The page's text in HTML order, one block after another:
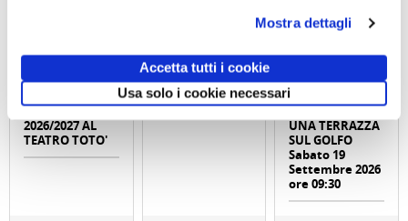
Mostra dettagli
Accetta tutti i cookie
Usa solo i cookie necessari
ABBONAMENTO
STAGIONE
2026/2027 AL
TEATRO TOTO'
Abbonameni
Trenitalia
Trekking con
aperitivo IL
MONTE FAITO -
UNA TERRAZZA
SUL GOLFO
Sabato 19
Settembre 2026
ore 09:30